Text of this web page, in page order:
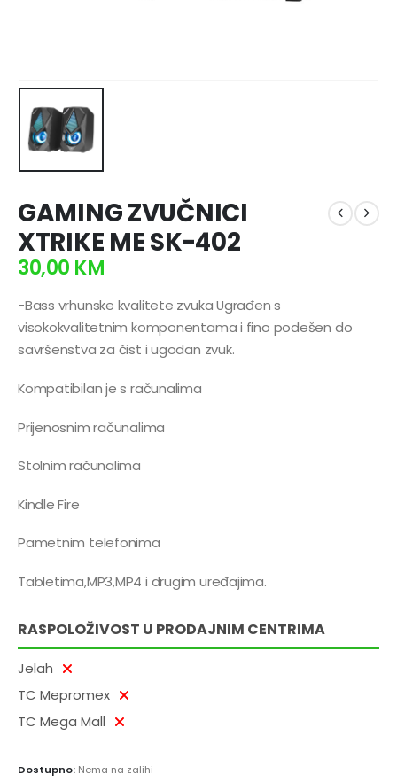
GAMING ZVUČNICI
XTRIKE ME SK-402
30,00 KM
-Bass vrhunske kvalitete zvuka Ugrađen s
visokokvalitetnim komponentama i fino podešen do
savršenstva za čist i ugodan zvuk.
Kompatibilan je s računalima
Prijenosnim računalima
Stolnim računalima
Kindle Fire
Pametnim telefonima
Tabletima,MP3,MP4 i drugim uređajima.
RASPOLOŽIVOST U PRODAJNIM CENTRIMA
Jelah
TC Mepromex
TC Mega Mall
Dostupno: Nema na zalihi